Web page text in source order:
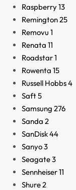
Raspberry13
Remington25
Removu 1
Renata 11
Roadstar1
Rowenta 15
Russell Hobbs4
Saft5
Samsung 276
Sanda 2
SanDisk44
Sanyo3
Seagate3
Sennheiser11
Shure2